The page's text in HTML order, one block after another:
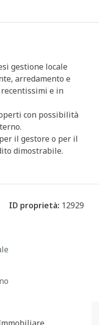
gestione locale
arredamento e
e in
con possibilità
il gestore o per il
dimostrabile.
ID proprietà: 12929